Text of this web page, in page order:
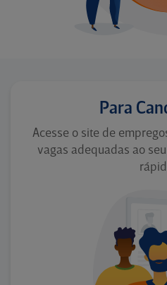
Para
Acesse o site de
vagas adequadas ao